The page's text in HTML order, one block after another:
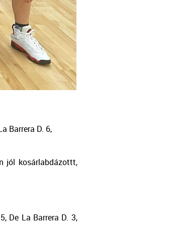
Barrera D. 6,
jól kosárlabdázottt,
De La Barrera D. 3,